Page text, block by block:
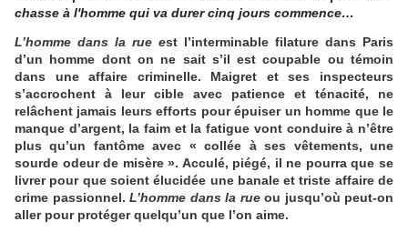
chasse à l'homme qui va durer cinq jours commence…
L’homme dans la rue est l’interminable filature dans Paris
d’un homme dont on ne sait s’il est coupable ou témoin
dans une affaire criminelle. Maigret et ses inspecteurs
s’accrochent à leur cible avec patience et ténacité, ne
relâchent jamais leurs efforts pour épuiser un homme que le
manque d’argent, la faim et la fatigue vont conduire à n’être
plus qu’un fantôme avec « collée à ses vêtements, une
sourde odeur de misère ». Acculé, piégé, il ne pourra que se
livrer pour que soient élucidée une banale et triste affaire de
crime passionnel. L’homme dans la rue ou jusqu’où peut-on
aller pour protéger quelqu’un que l’on aime.